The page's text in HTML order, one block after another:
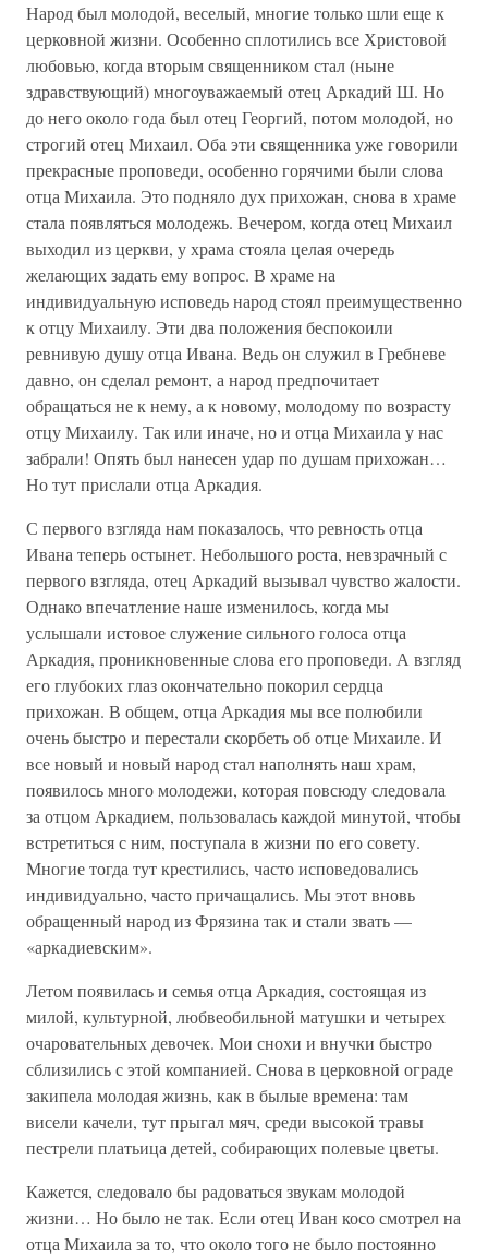
Народ был молодой, веселый, многие только шли еще к
церковной жизни. Особенно сплотились все Христовой
любовью, когда вторым священником стал (ныне
здравствующий) многоуважаемый отец Аркадий Ш. Но
до него около года был отец Георгий, потом молодой, но
строгий отец Михаил. Оба эти священника уже говорили
прекрасные проповеди, особенно горячими были слова
отца Михаила. Это подняло дух прихожан, снова в храме
стала появляться молодежь. Вечером, когда отец Михаил
выходил из церкви, у храма стояла целая очередь
желающих задать ему вопрос. В храме на
индивидуальную исповедь народ стоял преимущественно
к отцу Михаилу. Эти два положения беспокоили
ревнивую душу отца Ивана. Ведь он служил в Гребневе
давно, он сделал ремонт, а народ предпочитает
обращаться не к нему, а к новому, молодому по возрасту
отцу Михаилу. Так или иначе, но и отца Михаила у нас
забрали! Опять был нанесен удар по душам прихожан…
Но тут прислали отца Аркадия.
С первого взгляда нам показалось, что ревность отца
Ивана теперь остынет. Небольшого роста, невзрачный с
первого взгляда, отец Аркадий вызывал чувство жалости.
Однако впечатление наше изменилось, когда мы
услышали истовое служение сильного голоса отца
Аркадия, проникновенные слова его проповеди. А взгляд
его глубоких глаз окончательно покорил сердца
прихожан. В общем, отца Аркадия мы все полюбили
очень быстро и перестали скорбеть об отце Михаиле. И
все новый и новый народ стал наполнять наш храм,
появилось много молодежи, которая повсюду следовала
за отцом Аркадием, пользовалась каждой минутой, чтобы
встретиться с ним, поступала в жизни по его совету.
Многие тогда тут крестились, часто исповедовались
индивидуально, часто причащались. Мы этот вновь
обращенный народ из Фрязина так и стали звать —
«аркадиевским».
Летом появилась и семья отца Аркадия, состоящая из
милой, культурной, любвеобильной матушки и четырех
очаровательных девочек. Мои снохи и внучки быстро
сблизились с этой компанией. Снова в церковной ограде
закипела молодая жизнь, как в былые времена: там
висели качели, тут прыгал мяч, среди высокой травы
пестрели платьица детей, собирающих полевые цветы.
Кажется, следовало бы радоваться звукам молодой
жизни… Но было не так. Если отец Иван косо смотрел на
отца Михаила за то, что около того не было постоянно